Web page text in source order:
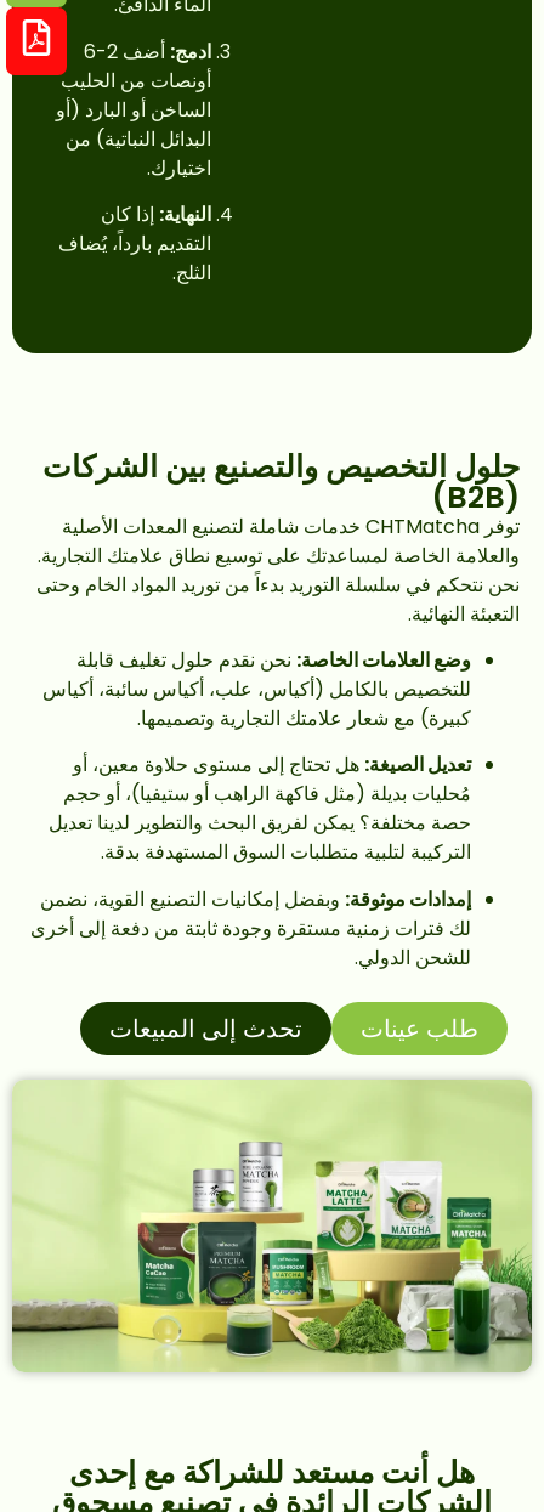
ادمج:
أضف 2-6
أونصات من الحليب
الساخن أو البارد (أو
البدائل النباتية) من
اختيارك.
النهاية: إذا كان
التقديم بارداً، يُضاف
الثلج.
حلول التخصيص والتصنيع بين الشركات
(B2B)
توفر CHTMatcha خدمات شاملة لتصنيع المعدات الأصلية
والعلامة الخاصة لمساعدتك على توسيع نطاق علامتك التجارية.
نحن نتحكم في سلسلة التوريد بدءاً من توريد المواد الخام وحتى
التعبئة النهائية.
وضع العلامات الخاصة: نحن نقدم حلول تغليف قابلة
للتخصيص بالكامل (أكياس، علب، أكياس سائبة، أكياس
كبيرة) مع شعار علامتك التجارية وتصميمها.
تعديل الصيغة: هل تحتاج إلى مستوى حلاوة معين، أو
مُحليات بديلة (مثل فاكهة الراهب أو ستيفيا)، أو حجم
حصة مختلفة؟ يمكن لفريق البحث والتطوير لدينا تعديل
التركيبة لتلبية متطلبات السوق المستهدفة بدقة.
إمدادات موثوقة: وبفضل إمكانيات التصنيع القوية، نضمن
لك فترات زمنية مستقرة وجودة ثابتة من دفعة إلى أخرى
للشحن الدولي.
طلب عينات تحدث إلى المبيعات
هل أنت مستعد للشراكة مع إحدى
الشركات الرائدة في تصنيع مسحوق